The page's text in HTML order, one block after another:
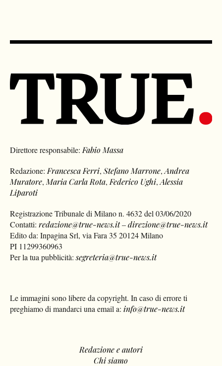
Direttore responsabile: Fabio Massa
Redazione: Francesca Ferri,Stefano Marrone,Andrea
Muratore, Maria Carla Rota, Federico Ughi,Alessia
Liparoti
Registrazione Tribunale di Milano n. 4632 del 03/06/2020
Contatti:redazione@true-news.it–direzione@true-news.it
Edito da: Inpagina Srl, via Fara 35 20124 Milano
PI 11299360963
Per la tua pubblicità:segreteria@true-news.it
Le immagini sono libere da copyright. In caso di errore ti
preghiamo di mandarci una email a: info@true-news.it
Redazione e autori
Chi siamo